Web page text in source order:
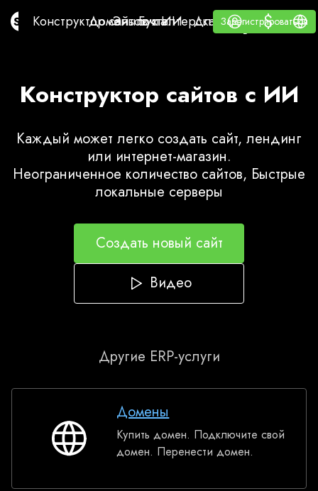
Конструктор сайтов с ИИ
Конструктор сайтов с ИИ
Домены
ДоменыЭл. почта
Эл. почта
Бухгалтерская программа
Бухгалтерская программа
Для
Для Реселлеров
ВАЙТ ЛЕЙБЛ
Обучение
Обучение
Зарегистрироваться
Зарегистрироваться
Войти $
$
Конструктор сайтов с ИИ
Каждый может легко создать сайт, лендинг
или интернет-магазин.
Неограниченное количество сайтов, Быстрые
локальные серверы
Создать новый сайт
Видео
Другие ERP-услуги
Домены
Домены
Купить домен. Подключите свой
домен. Перенести домен.